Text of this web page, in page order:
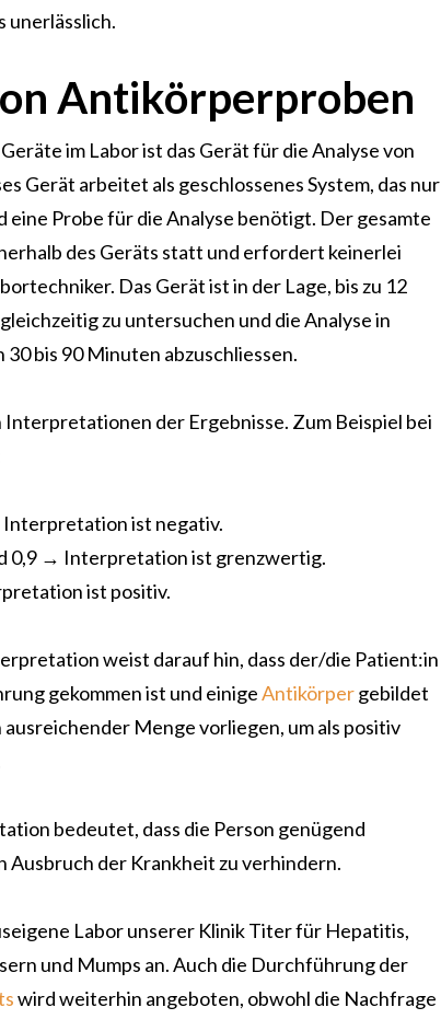
unerlässlich.
Antikörperproben
im Labor ist das Gerät für die Analyse von
Gerät arbeitet als geschlossenes System, das nur
eine Probe für die Analyse benötigt. Der gesamte
des Geräts statt und erfordert keinerlei
Das Gerät ist in der Lage, bis zu 12
zu untersuchen und die Analyse in
bis 90 Minuten abzuschliessen.
der Ergebnisse. Zum Beispiel bei
ist negativ.
0,9 → Interpretation ist grenzwertig.
ist positiv.
weist darauf hin, dass der/die Patient:in
gekommen ist und einigeAntikörpergebildet
Menge vorliegen, um als positiv
bedeutet, dass die Person genügend
Ausbruch der Krankheit zu verhindern.
Labor unserer Klinik Titer für Hepatitis,
und Mumps an. Auch die Durchführung der
wird weiterhin angeboten, obwohl die Nachfrage